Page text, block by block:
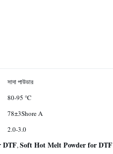
সাদা পাউডার
80-95 ℃
78±3Shore A
2.0-3.0
DTF,Soft Hot Melt Powder for DTF